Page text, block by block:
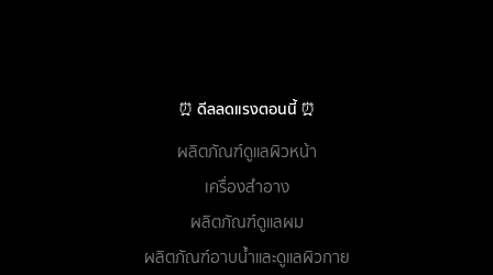
⏰ ดีลลดแรงตอนนี้ ⏰
ผลิตภัณฑ์ดูแลผิวหน้า
เครื่องสำอาง
ผลิตภัณฑ์ดูแลผม
ผลิตภัณฑ์อาบน้ำและดูแลผิวกาย